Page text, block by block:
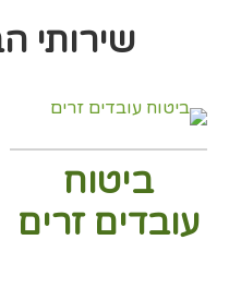
שירותי
ביטוח
עובדים זרים